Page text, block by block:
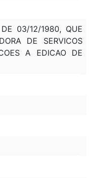
03/12/1980, QUE
DE SERVICOS
A EDICAO DE